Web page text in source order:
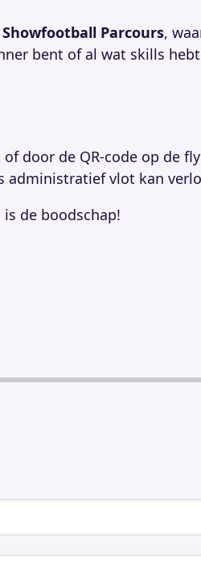
Showfootball Parcours,
bent of al wat skills
door de QR-code op de
administratief vlot kan
de boodschap!